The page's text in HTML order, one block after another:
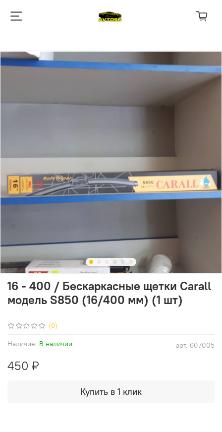
(0)
арт. 607005
Наличие: В наличии
16 - 400 / Бескаркасные щетки Carall
модель S850 (16/400 мм) (1 шт)
450 ₽
Купить в 1 клик